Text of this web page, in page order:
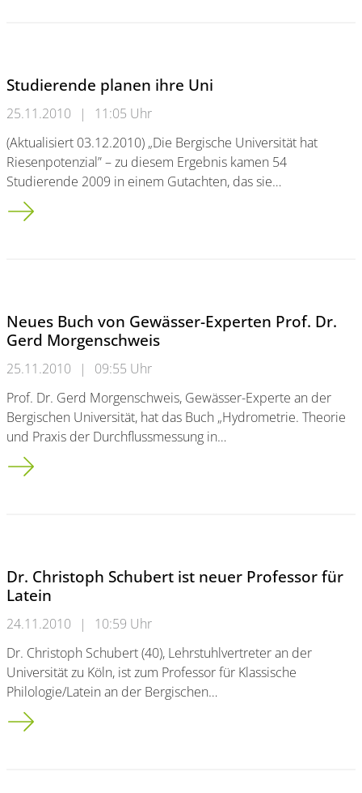
Studierende planen ihre Uni
25.11.2010 |
11:05 Uhr
(Aktualisiert 03.12.2010) „Die Bergische Universität hat
Riesenpotenzial” – zu diesem Ergebnis kamen 54
Studierende 2009 in einem Gutachten, das sie…
Studierende planen ihre Uni
Neues Buch von Gewässer-Experten Prof. Dr.
Gerd Morgenschweis
25.11.2010 |
09:55 Uhr
Prof. Dr. Gerd Morgenschweis, Gewässer-Experte an der
Bergischen Universität, hat das Buch „Hydrometrie. Theorie
und Praxis der Durchflussmessung in…
Neues Buch von Gewässer-Experten Prof. Dr. Gerd
Dr. Christoph Schubert ist neuer Professor für
Latein
24.11.2010 |
10:59 Uhr
Dr. Christoph Schubert (40), Lehrstuhlvertreter an der
Universität zu Köln, ist zum Professor für Klassische
Philologie/Latein an der Bergischen…
Dr. Christoph Schubert ist neuer Professor für Latein